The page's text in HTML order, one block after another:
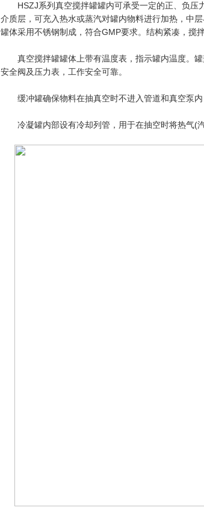
HSZJ系列真空搅拌罐罐内可承受一定的正、负压
介质层，可充入热水或蒸汽对罐内物料进行加热，中
罐体采用不锈钢制成，符合GMP要求。结构紧凑，搅
真空搅拌罐罐体上带有温度表，指示罐内温度。罐
安全阀及压力表，工作安全可靠。
缓冲罐确保物料在抽真空时不进入管道和真空泵内
冷凝罐内部设有冷却列管，用于在抽空时将热气(汽